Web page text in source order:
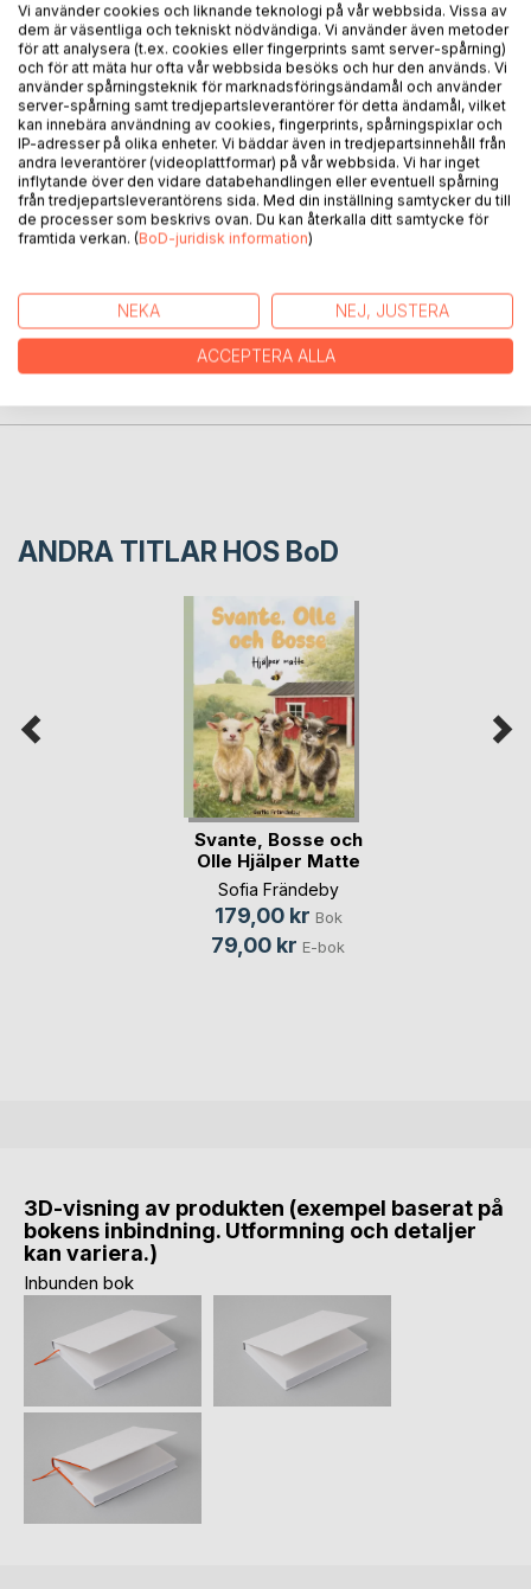
BESKRIVNING
"Djuren campar" är en ordbok för barn 2-5 år. De mindre
barnen kan lära sig namn på olika djur och de större barnen
kan se hur orden stavas. "Djuren campar" är en bok för alla
barn som är intresserade av naturen, camping och allt vad
det innebär.
KOMMENTARER I PRESSEN
ANDRA TITLAR HOS BoD
Svante, Bosse och
Olle Hjälper Matte
Sofia Frändeby
179,00 kr Bok
79,00 kr E-bok
3D-visning av produkten (exempel baserat på
bokens inbindning. Utformning och detaljer
kan variera.)
Inbunden bok
Vi använder cookies och liknande teknologi på vår webbsida. Vissa av
dem är väsentliga och tekniskt nödvändiga. Vi använder även metoder
för att analysera (t.ex. cookies eller fingerprints samt server-spårning)
och för att mäta hur ofta vår webbsida besöks och hur den används. Vi
använder spårningsteknik för marknadsföringsändamål och använder
server-spårning samt tredjepartsleverantörer för detta ändamål, vilket
kan innebära användning av cookies, fingerprints, spårningspixlar och
IP-adresser på olika enheter. Vi bäddar även in tredjepartsinnehåll från
andra leverantörer (videoplattformar) på vår webbsida. Vi har inget
inflytande över den vidare databehandlingen eller eventuell spårning
från tredjepartsleverantörens sida. Med din inställning samtycker du till
de processer som beskrivs ovan. Du kan återkalla ditt samtycke för
framtida verkan. (BoD-juridisk information)
NEKA NEJ, JUSTERA
ACCEPTERA ALLA